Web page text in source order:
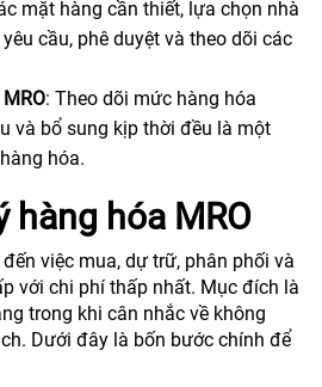
mặt hàng cần thiết, lựa chọn nhà
cầu, phê duyệt và theo dõi các
: Theo dõi mức hàng hóa
và bổ sung kịp thời đều là một
hóa.
hàng hóa MRO
việc mua, dự trữ, phân phối và
với chi phí thấp nhất. Mục đích là
trong khi cân nhắc về không
Dưới đây là bốn bước chính để